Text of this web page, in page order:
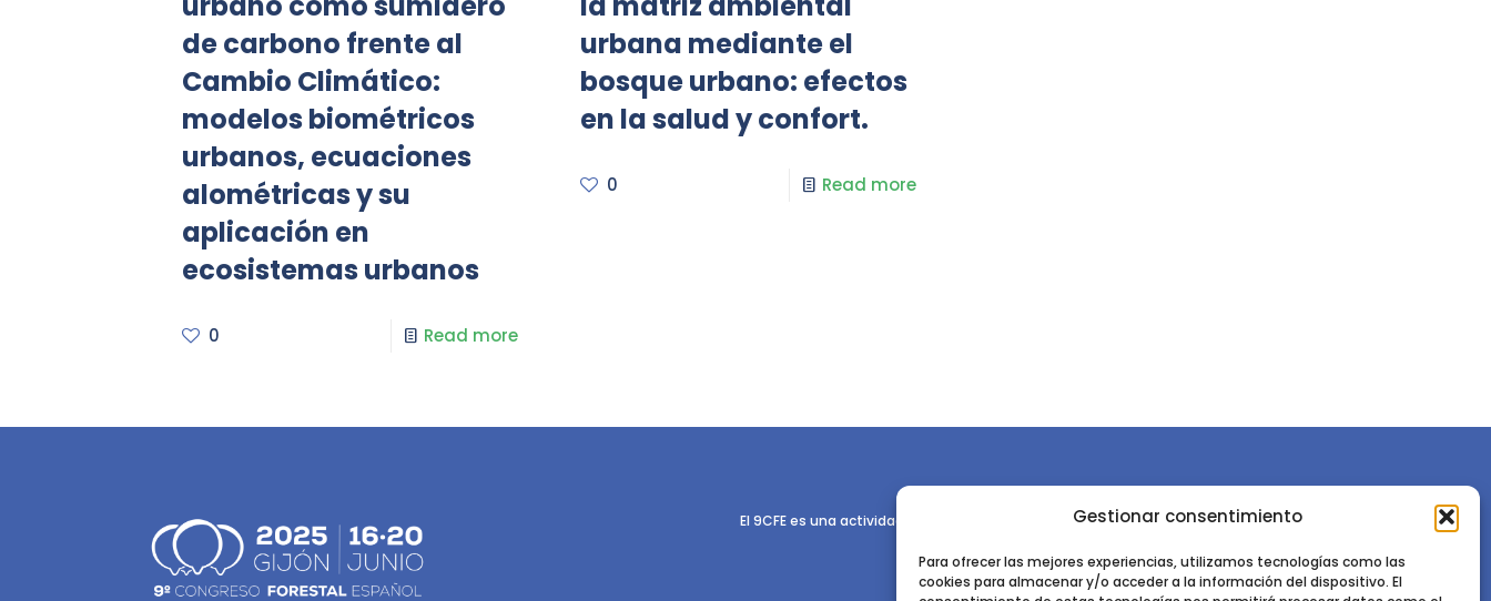
Gestionar consentimiento
Para ofrecer las mejores experiencias, utilizamos tecnologías como las
cookies para almacenar y/o acceder a la información del dispositivo. El
de carbono frente al
Cambio Climático:
modelos biométricos
urbanos, ecuaciones
alométricas y su
aplicación en
ecosistemas urbanos
0 Read more
urbana mediante el
bosque urbano: efectos
en la salud y confort.
0 Read more
El 9CFE es una actividad promovida por la Sociedad Española de Ciencias Forestales
Instituto de Ciencias Forestales, INIA-CSIC
Ctra. de la Coruña km 7,5 - 28040 Madrid